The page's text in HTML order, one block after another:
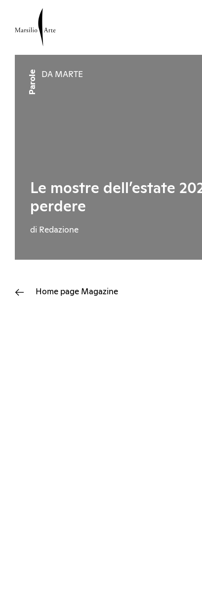
Parole DA MARTE
Le mostre dell’estate
perdere
di Redazione
Home page Magazine